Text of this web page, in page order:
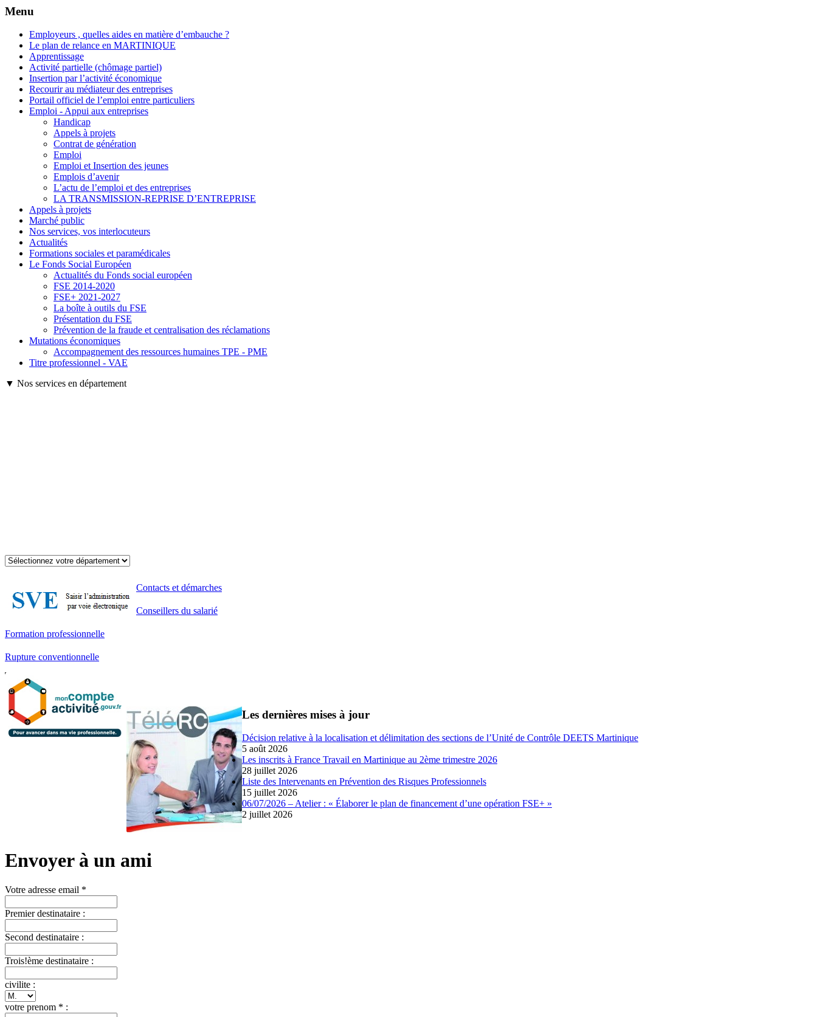
Menu
Employeurs , quelles aides en matière d’embauche ?
Le plan de relance en MARTINIQUE
Apprentissage
Activité partielle (chômage partiel)
Insertion par l’activité économique
Recourir au médiateur des entreprises
Portail officiel de l’emploi entre particuliers
Emploi - Appui aux entreprises
Handicap
Appels à projets
Contrat de génération
Emploi
Emploi et Insertion des jeunes
Emplois d’avenir
L’actu de l’emploi et des entreprises
LA TRANSMISSION-REPRISE D’ENTREPRISE
Appels à projets
Marché public
Nos services, vos interlocuteurs
Actualités
Formations sociales et paramédicales
Le Fonds Social Européen
Actualités du Fonds social européen
FSE 2014-2020
FSE+ 2021-2027
La boîte à outils du FSE
Présentation du FSE
Prévention de la fraude et centralisation des réclamations
Mutations économiques
Accompagnement des ressources humaines TPE - PME
Titre professionnel - VAE
▼ Nos services en département
Contacts et démarches
Conseillers du salarié
Formation professionnelle
Rupture conventionnelle
Les dernières mises à jour
Décision relative à la localisation et délimitation des sections de l’Unité de Contrôle DEETS Martinique
5 août 2026
Les inscrits à France Travail en Martinique au 2ème trimestre 2026
28 juillet 2026
Liste des Intervenants en Prévention des Risques Professionnels
15 juillet 2026
06/07/2026 – Atelier : « Élaborer le plan de financement d’une opération FSE+ »
2 juillet 2026
Envoyer à un ami
Votre adresse email *
Premier destinataire :
Second destinataire :
Trois!ème destinataire :
civilite :
votre prenom * :